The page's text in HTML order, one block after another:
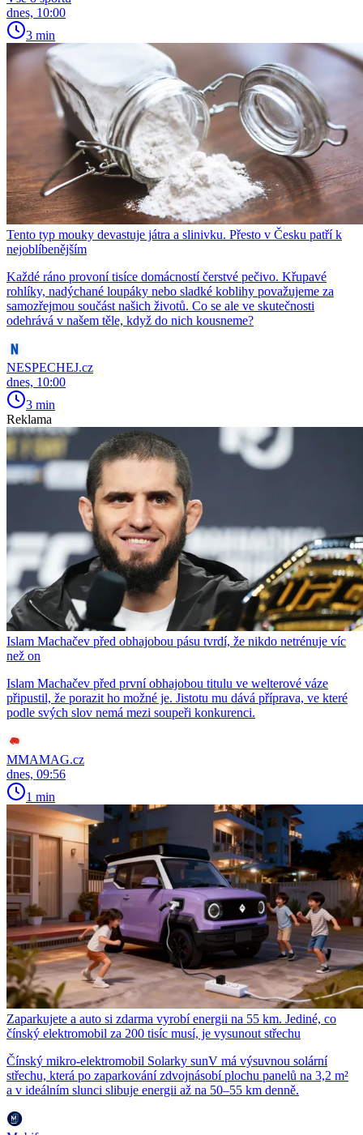
dnes, 10:00
3 min
Tento typ mouky devastuje játra a slinivku. Přesto v Česku patří k
nejoblíbenějším
Každé ráno provoní tisíce domácností čerstvé pečivo. Křupavé
rohlíky, nadýchané loupáky nebo sladké koblihy považujeme za
samozřejmou součást našich životů. Co se ale ve skutečnosti
odehrává v našem těle, když do nich kousneme?
NESPECHEJ.cz
dnes, 10:00
3 min
Reklama
Islam Machačev před obhajobou pásu tvrdí, že nikdo netrénuje víc
než on
Islam Machačev před první obhajobou titulu ve welterové váze
připustil, že porazit ho možné je. Jistotu mu dává příprava, ve které
podle svých slov nemá mezi soupeři konkurenci.
MMAMAG.cz
dnes, 09:56
1 min
Zaparkujete a auto si zdarma vyrobí energii na 55 km. Jediné, co
čínský elektromobil za 200 tisíc musí, je vysunout střechu
Čínský mikro-elektromobil Solarky sunV má výsuvnou solární
střechu, která po zaparkování zdvojnásobí plochu panelů na 3,2 m²
a v ideálním slunci slibuje energii až na 50–55 km denně.